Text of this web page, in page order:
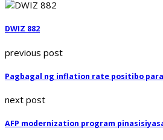
DWIZ 882
previous post
Pagbagal ng inflation rate positibo
next post
AFP modernization program